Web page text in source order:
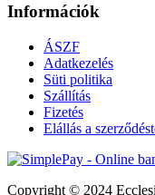
Információk
ÁSZF
Adatkezelés
Süti politika
Szállítás
Fizetés
Elállás a
Copyright © 2024